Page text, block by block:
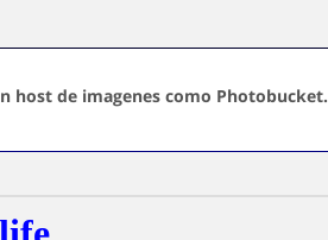
host de imagenes como Photobucket.